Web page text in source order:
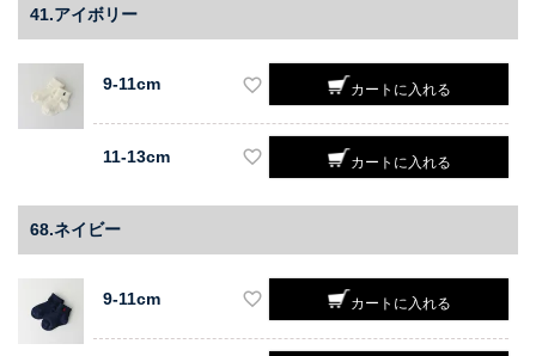
41.アイボリー
9-11cm カートに入れる
11-13cm カートに入れる
68.ネイビー
9-11cm カートに入れる